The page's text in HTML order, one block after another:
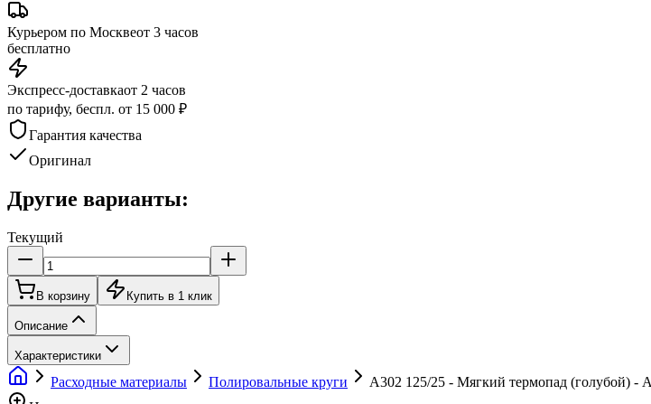
Курьером по Москвеот 3 часов
бесплатно
Экспресс-доставкаот 2 часов
по тарифу, беспл. от 15 000 ₽
Гарантия качества
Оригинал
Другие варианты:
Текущий
В корзину Купить в 1 клик
Описание
Характеристики
Расходные материалы Полировальные круги
A302 125/25 - Мягкий термопад (голубой)